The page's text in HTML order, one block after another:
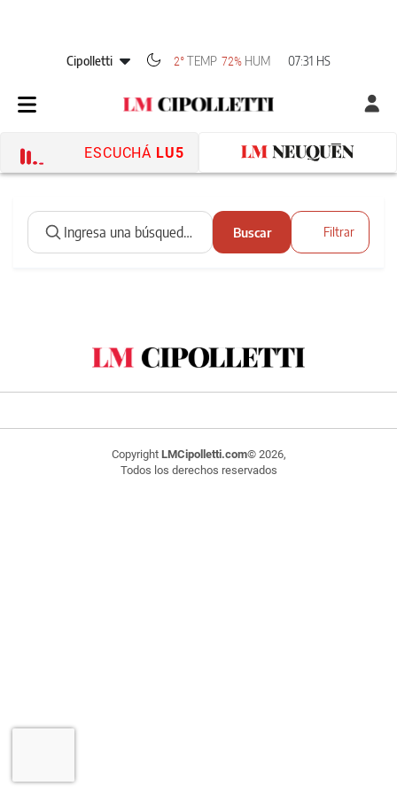
Cipolletti 2°TEMP 72% HUM 07:31 HS
ESCUCHÁ LU5
Buscar Filtrar
Copyright LMCipolletti.com© 2026,
Todos los derechos reservados